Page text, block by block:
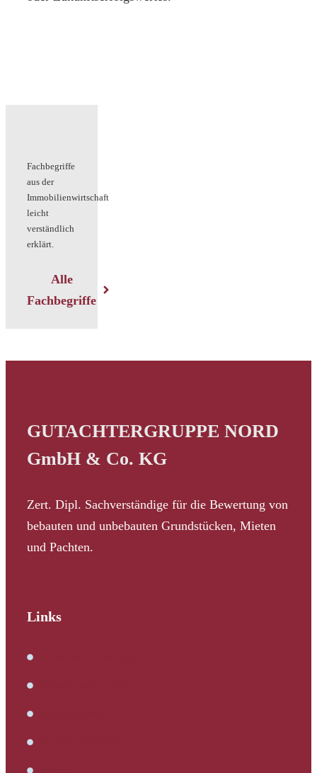
Fachbegriffe
aus der
Immobilienwirtschaft
leicht
verständlich
erklärt.
Alle
Fachbegriffe
GUTACHTERGRUPPE NORD
GmbH & Co. KG
Zert. Dipl. Sachverständige für die Bewertung von
bebauten und unbebauten Grundstücken, Mieten
und Pachten.
Links